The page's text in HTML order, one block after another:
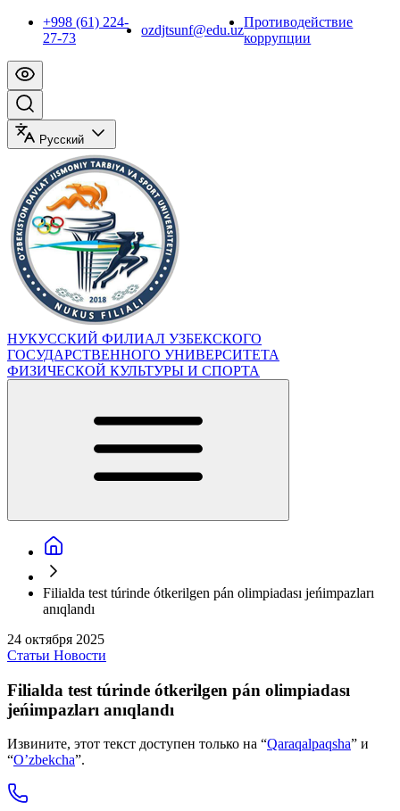
+998 (61) 224-
27-73
ozdjtsunf@edu.uz
Противодействие
коррупции
Русский
НУКУССКИЙ ФИЛИАЛ УЗБЕКСКОГО
ГОСУДАРСТВЕННОГО УНИВЕРСИТЕТА
ФИЗИЧЕСКОЙ КУЛЬТУРЫ И СПОРТА
Filialda test túrinde ótkerilgen pán olimpiadası jeńimpazları
anıqlandı
24 октября 2025
Статьи Новости
Filialda test túrinde ótkerilgen pán olimpiadası
jeńimpazları anıqlandı
Извините, этот текст доступен только на “Qaraqalpaqsha” и
“O’zbekcha”.